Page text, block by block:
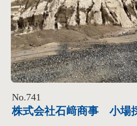
No.741
株式会社石﨑商事 小場